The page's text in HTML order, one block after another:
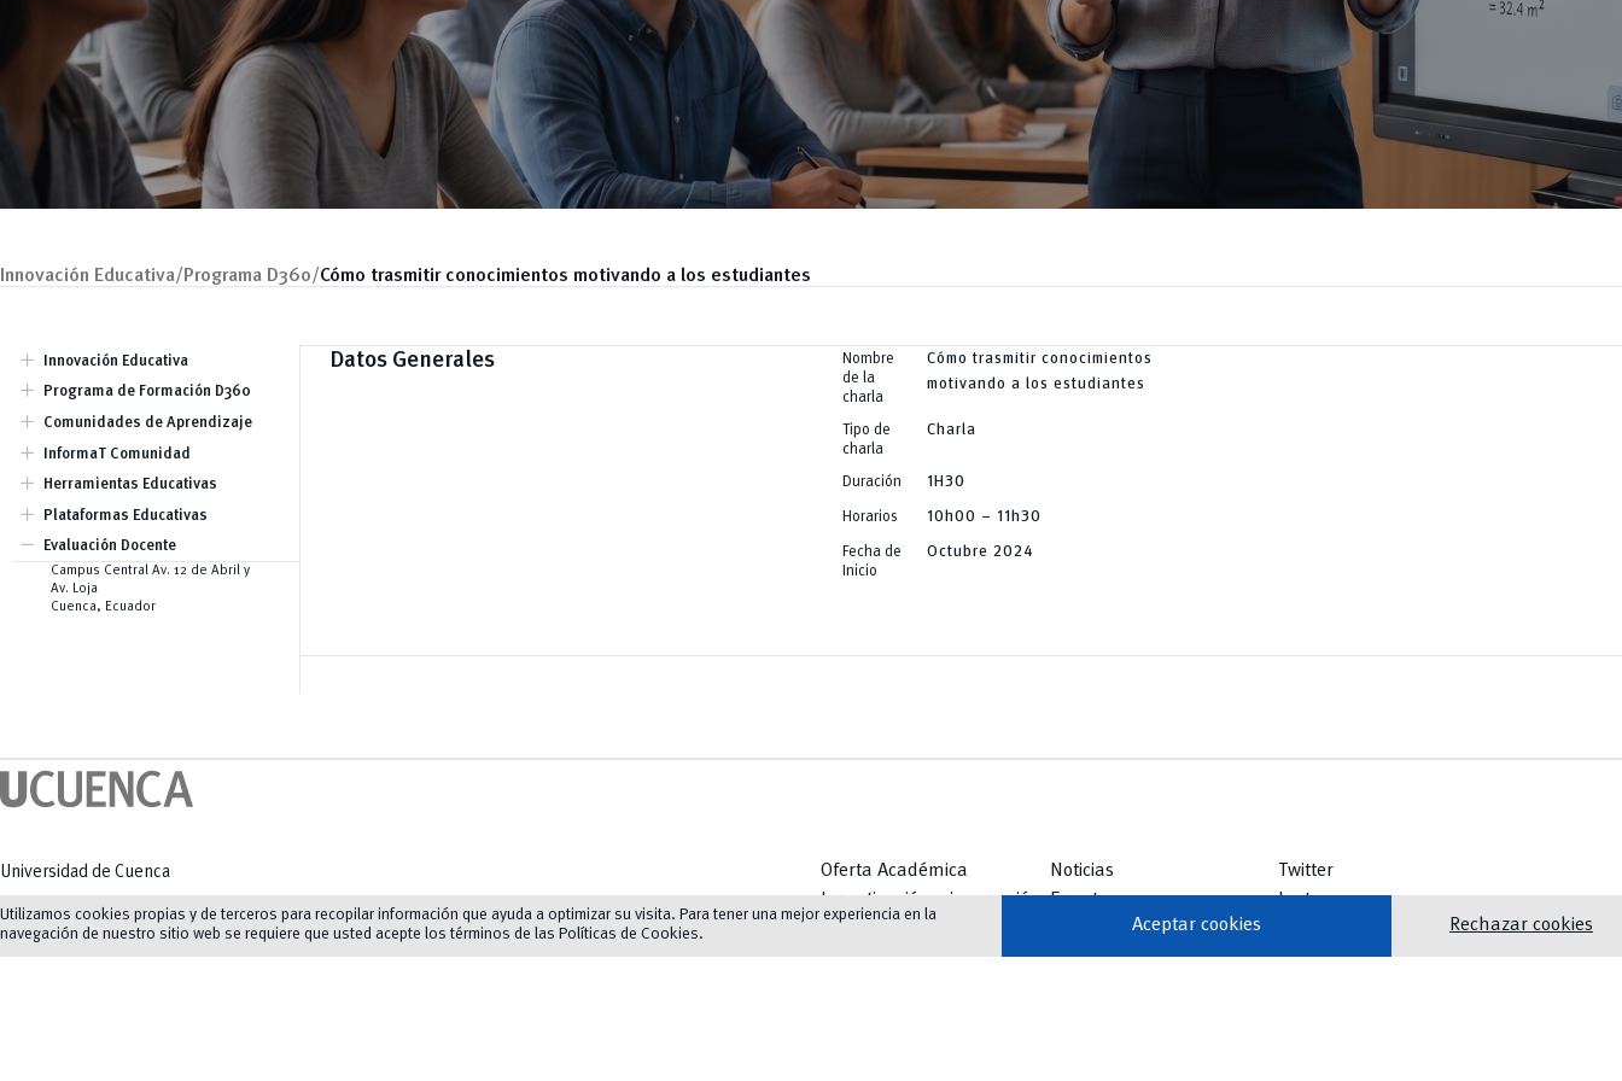
Innovación Educativa/ Programa D360/Cómo trasmitir conocimientos motivando a los estudiantes
Innovación Educativa
add
Equipo
Programa de Formación D360
add
Jornadas
Talleres / Capacitaciones
Comunidades de Aprendizaje
add
Charlas Conversatorios
InformaT Comunidad
add
Publicaciones
Herramientas Educativas
add
Búsqueda de Información
Creación de Contenidos
Audiovisuales
Creación de Imágenes
Generación Automática de Texto
Generación y Análisis de Código
Plataformas Educativas
add
Odilo
eNova
eNova MOOC
Evaluación Docente
remove
Campus Central Av. 12 de Abril y
Av. Loja
Cuenca, Ecuador
Datos Generales
Nombre
de la
charla
Cómo trasmitir conocimientos
motivando a los estudiantes
Tipo de
charla
Charla
Duración 1H30
Horarios 10h00 – 11h30
Fecha de
Inicio
Octubre 2024
Universidad de Cuenca
Av. 12 de Abril y Agustín Cueva
Tel: (07) 413 4520
Oferta Académica
Investigación e innovación
Innovación Educativa
Vinculación
Noticias
Eventos
Servicios
Twitter
Instagram
Youtube
Utilizamos cookies propias y de terceros para recopilar información que ayuda a optimizar su visita. Para tener una mejor experiencia en la
navegación de nuestro sitio web se requiere que usted acepte los términos de las Políticas de Cookies. Aceptar cookies Rechazar cookies